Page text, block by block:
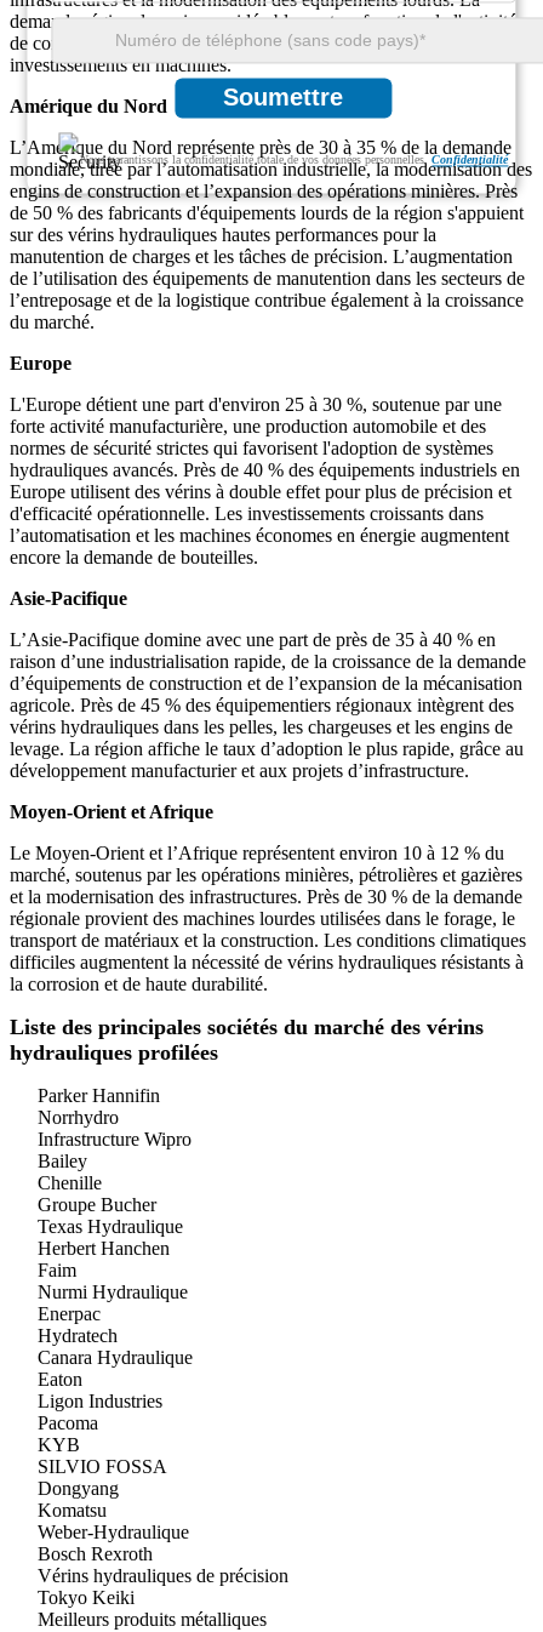
Soumettre
Nous garantissons la confidentialité totale de vos données personnelles.Confidentialité
demande régionale varie considérablement en fonction de l'activité
de construction, de la croissance du secteur manufacturier et des
investissements en machines.
Amérique du Nord
L’Amérique du Nord représente près de 30 à 35 % de la demande
mondiale, tirée par l’automatisation industrielle, la modernisation des
engins de construction et l’expansion des opérations minières. Près
de 50 % des fabricants d'équipements lourds de la région s'appuient
sur des vérins hydrauliques hautes performances pour la
manutention de charges et les tâches de précision. L’augmentation
de l’utilisation des équipements de manutention dans les secteurs de
l’entreposage et de la logistique contribue également à la croissance
du marché.
Europe
L'Europe détient une part d'environ 25 à 30 %, soutenue par une
forte activité manufacturière, une production automobile et des
normes de sécurité strictes qui favorisent l'adoption de systèmes
hydrauliques avancés. Près de 40 % des équipements industriels en
Europe utilisent des vérins à double effet pour plus de précision et
d'efficacité opérationnelle. Les investissements croissants dans
l’automatisation et les machines économes en énergie augmentent
encore la demande de bouteilles.
Asie-Pacifique
L’Asie-Pacifique domine avec une part de près de 35 à 40 % en
raison d’une industrialisation rapide, de la croissance de la demande
d’équipements de construction et de l’expansion de la mécanisation
agricole. Près de 45 % des équipementiers régionaux intègrent des
vérins hydrauliques dans les pelles, les chargeuses et les engins de
levage. La région affiche le taux d’adoption le plus rapide, grâce au
développement manufacturier et aux projets d’infrastructure.
Moyen-Orient et Afrique
Le Moyen-Orient et l’Afrique représentent environ 10 à 12 % du
marché, soutenus par les opérations minières, pétrolières et gazières
et la modernisation des infrastructures. Près de 30 % de la demande
régionale provient des machines lourdes utilisées dans le forage, le
transport de matériaux et la construction. Les conditions climatiques
difficiles augmentent la nécessité de vérins hydrauliques résistants à
la corrosion et de haute durabilité.
Liste des principales sociétés du marché des vérins
hydrauliques profilées
Parker Hannifin
Norrhydro
Infrastructure Wipro
Bailey
Chenille
Groupe Bucher
Texas Hydraulique
Herbert Hanchen
Faim
Nurmi Hydraulique
Enerpac
Hydratech
Canara Hydraulique
Eaton
Ligon Industries
Pacoma
KYB
SILVIO FOSSA
Dongyang
Komatsu
Weber-Hydraulique
Bosch Rexroth
Vérins hydrauliques de précision
Tokyo Keiki
Meilleurs produits métalliques